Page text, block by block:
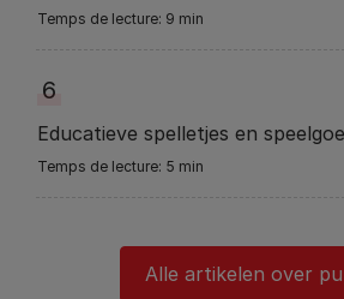
9 min
6
Educatieve spelletjes en
5 min
Alle artikelen over